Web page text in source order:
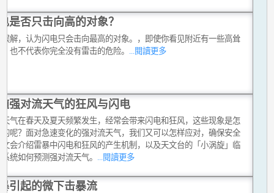
是否只击向高的对象？
误解，认为闪电只会击向最高的对象。，即使你看见附近有一些高耸
也不代表你完全没有雷击的危险。 ...閱讀更多
强对流天气的狂风与闪电
天气在春天及夏天频繁发生，经常会带来闪电和狂风，这些现象是怎
的呢？面对急速变化的强对流天气，我们又可以怎样应对，确保安全
文会介绍雷暴中闪电和狂风的产生机制，以及天文台的「小涡旋」临
统如何预测强对流天气。 ...閱讀更多
引起的微下击暴流